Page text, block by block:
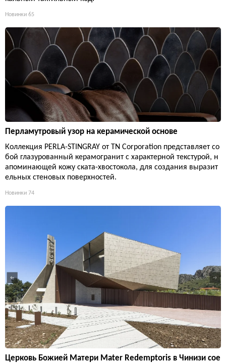
Новинки 65
Перламутровый узор на керамической основе
Коллекция PERLA-STINGRAY от TN Corporation представляет со
бой глазурованный керамогранит с характерной текстурой, н
апоминающей кожу ската-хвостокола, для создания выразит
ельных стеновых поверхностей.
Новинки 74
Церковь Божией Матери Mater Redemptoris в Чинизи сое